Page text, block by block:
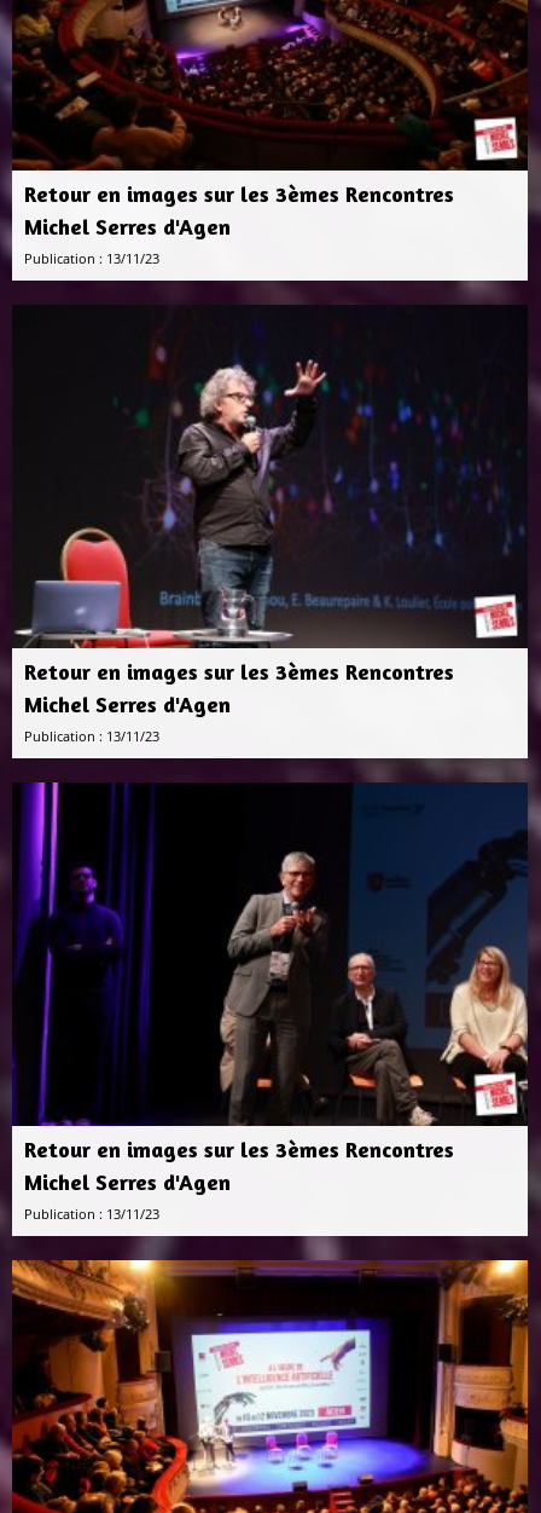
Retour en images sur les 3èmes Rencontres
Michel Serres d'Agen
Publication : 13/11/23
Retour en images sur les 3èmes Rencontres
Michel Serres d'Agen
Publication : 13/11/23
Retour en images sur les 3èmes Rencontres
Michel Serres d'Agen
Publication : 13/11/23